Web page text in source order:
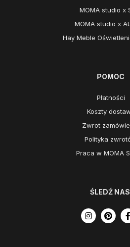
MOMA studio x
MOMA studio x
Hay Meble
POMOC
Płatności
Koszty
Zwrot
Polityka
Praca w MOMA
ŚLEDŹ